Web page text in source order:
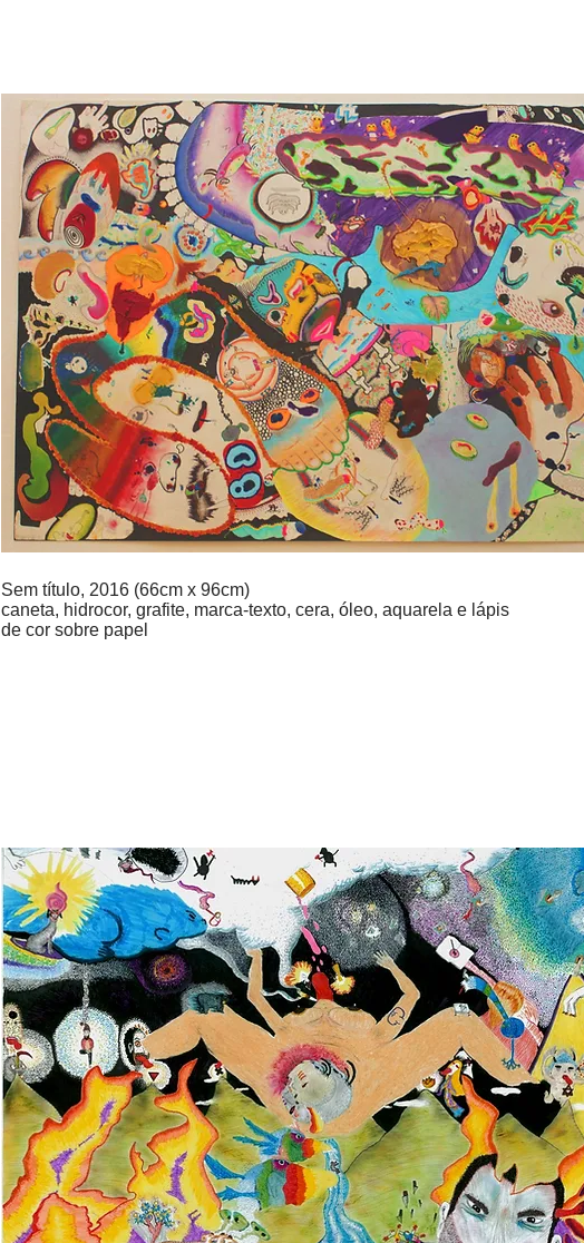
Sem título, 2016 (66cm x 96cm)
caneta, hidrocor, grafite, marca-texto, cera, óleo, aquarela e lápis
de cor sobre papel